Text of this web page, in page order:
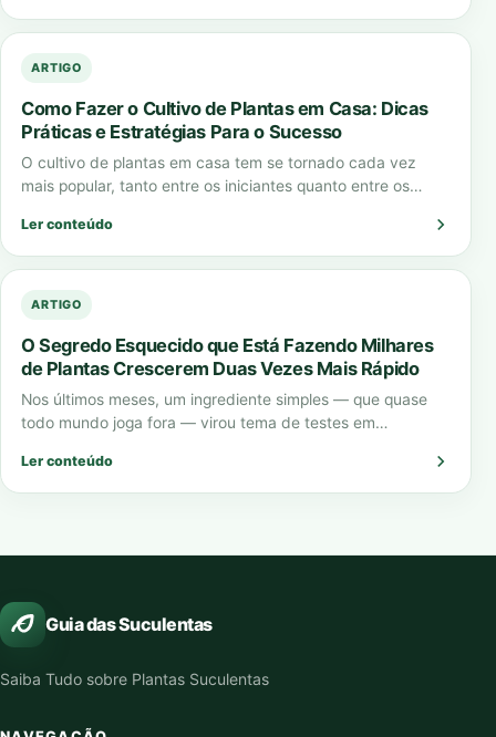
ARTIGO
Como Fazer o Cultivo de Plantas em Casa: Dicas
Práticas e Estratégias Para o Sucesso
O cultivo de plantas em casa tem se tornado cada vez
mais popular, tanto entre os iniciantes quanto entre os
Ler conteúdo
ARTIGO
O Segredo Esquecido que Está Fazendo Milhares
de Plantas Crescerem Duas Vezes Mais Rápido
Nos últimos meses, um ingrediente simples — que quase
todo mundo joga fora — virou tema de testes em
Ler conteúdo
Guia das Suculentas
Saiba Tudo sobre Plantas Suculentas